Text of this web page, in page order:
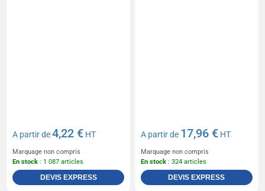
A partir de4,22 € HT
Marquage non compris
En stock : 1 087 articles
DEVIS EXPRESS
A partir de 17,96 € HT
Marquage non compris
En stock : 324 articles
DEVIS EXPRESS